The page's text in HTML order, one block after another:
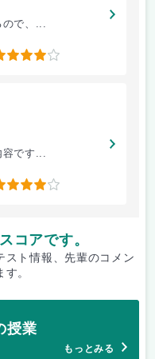
ので、...
容です...
コアです。
スト情報、先輩のコメン
。
授業
もっとみる